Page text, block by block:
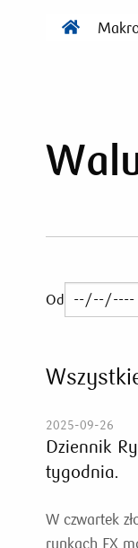
Od
2025-09-26
Dziennik
tygodnia.
W czwartek
rynkach FX